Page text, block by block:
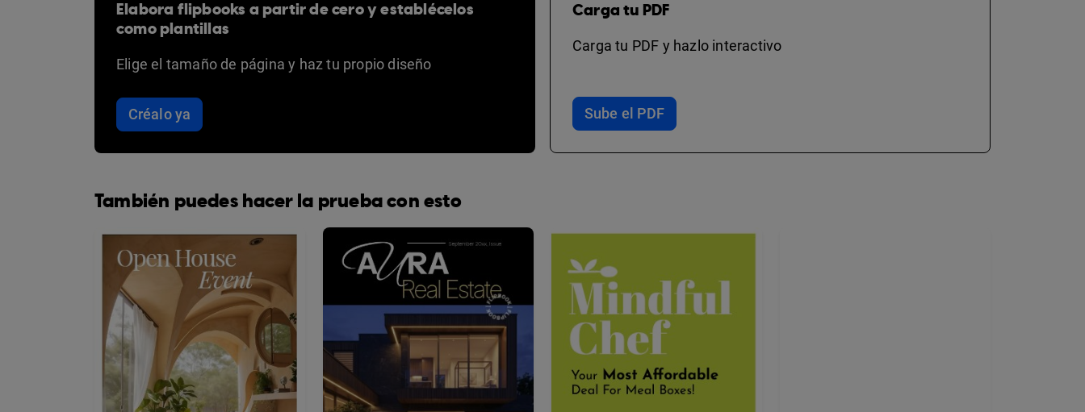
Elabora flipbooks a partir de cero y establécelos
como plantillas
Elige el tamaño de página y haz tu propio diseño
Créalo ya
Carga tu PDF
Carga tu PDF y hazlo interactivo
Sube el PDF
También puedes hacer la prueba con esto